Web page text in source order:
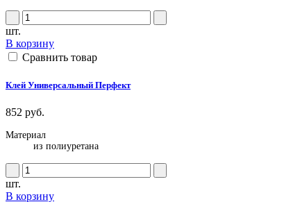
шт.
В корзину
Сравнить товар
Клей Универсальный Перфект
852 руб.
Материал
из полиуретана
шт.
В корзину